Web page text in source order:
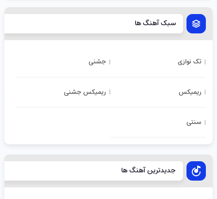
سبک آهنگ ها
تک نوازی جشنی
ریمیکس ریمیکس جشنی
سنتی
جدیدترین آهنگ ها